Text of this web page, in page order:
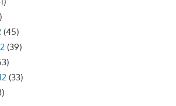
(45)
(39)
(33)